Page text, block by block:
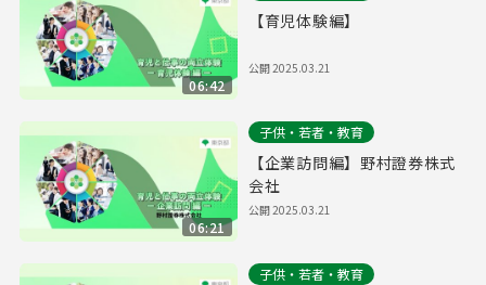
06:42
【育児体験編】
公開2025.03.21
06:21
子供・若者・教育
【企業訪問編】野村證券株式
会社
公開2025.03.21
子供・若者・教育